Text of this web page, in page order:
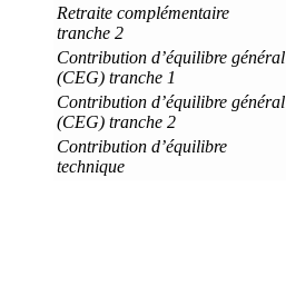
Retraite complémentaire
tranche 2
Contribution d’équilibre général
(CEG) tranche 1
Contribution d’équilibre général
(CEG) tranche 2
Contribution d’équilibre
technique